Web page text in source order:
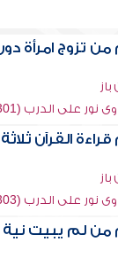
تزوج امرأة
على الدرب (301))
القرآن
على الدرب (303))
لم يبيت نية